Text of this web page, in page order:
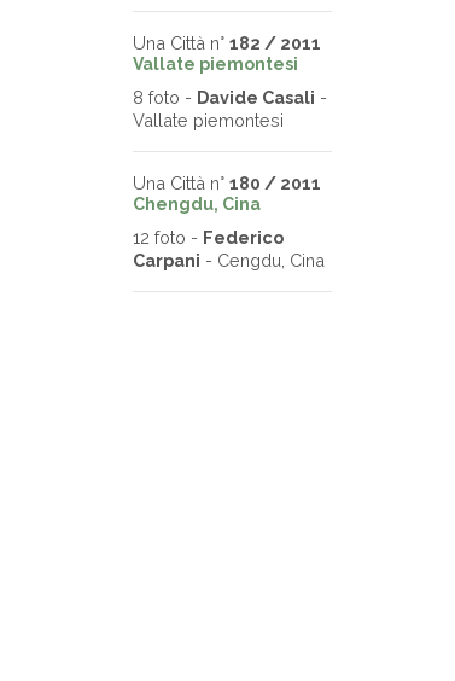
Una Città n° 182 / 2011
Vallate piemontesi
8 foto - Davide Casali -
Vallate piemontesi
Una Città n° 180 / 2011
Chengdu, Cina
12 foto - Federico
Carpani - Cengdu, Cina